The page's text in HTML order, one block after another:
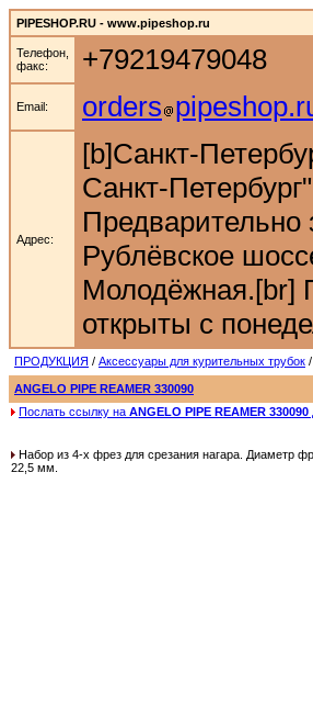
PIPESHOP.RU - www.pipeshop.ru
Телефон,
факс:
+79219479048
Email: orders
Адрес:
[b]Санкт-
Санкт-
Предварительно
Рублёвское
Молодёжная.[br]
открыты с
ПРОДУКЦИЯ / Аксессуары для курительных трубок /
ANGELO PIPE REAMER 330090
Послать ссылку на ANGELO PIPE REAMER 330090
Набор из 4-х фрез для срезания нагара. Диаметр
22,5 мм.